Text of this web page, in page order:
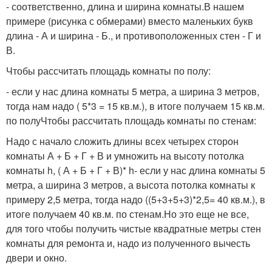
- соответственно, длина и ширина комнаты.В нашем
примере (рисунка с обмерами) вместо маленьких букв
длина - А и ширина - Б., и противоположенных стен - Г и
В.
Чтобы рассчитать площадь комнаты по полу:
- если у нас длина комнаты 5 метра, а ширина 3 метров,
тогда нам надо ( 5*3 = 15 кв.м.), в итоге получаем 15 кв.м.
по полуЧтобы рассчитать площадь комнаты по стенам:
Надо с начало сложить длины всех четырех сторон
комнаты А + Б + Г + В и умножить на высоту потолка
комнаты h, ( А + Б + Г + В)* h- если у нас длина комнаты 5
метра, а ширина 3 метров, а высота потолка комнаты к
примеру 2,5 метра, тогда надо ((5+3+5+3)*2,5= 40 кв.м.), в
итоге получаем 40 кв.м. по стенам.Но это еще не все,
для того чтобы получить чистые квадратные метры стен
комнаты для ремонта и, надо из полученного вычесть
двери и окно.